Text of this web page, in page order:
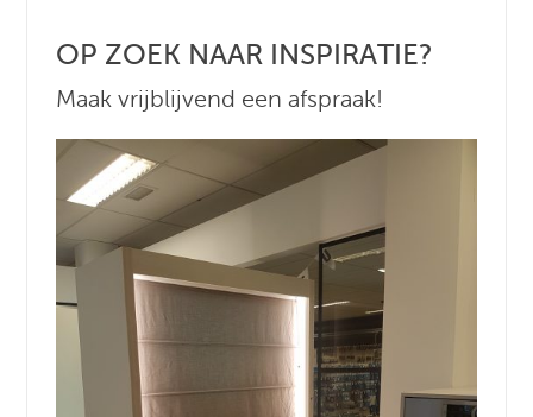
OP ZOEK NAAR INSPIRATIE?
Maak vrijblijvend een afspraak!